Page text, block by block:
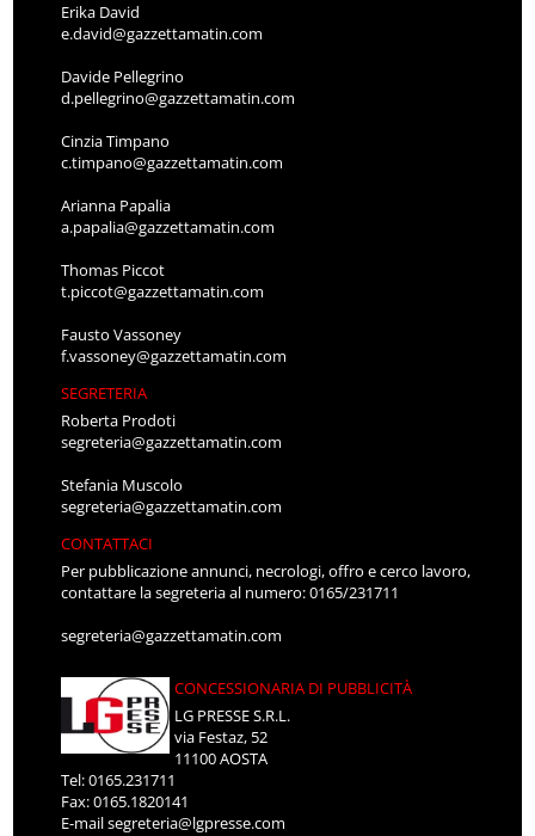
Erika David
e.david@gazzettamatin.com
Davide Pellegrino
d.pellegrino@gazzettamatin.com
Cinzia Timpano
c.timpano@gazzettamatin.com
Arianna Papalia
a.papalia@gazzettamatin.com
Thomas Piccot
t.piccot@gazzettamatin.com
Fausto Vassoney
f.vassoney@gazzettamatin.com
SEGRETERIA
Roberta Prodoti
segreteria@gazzettamatin.com
Stefania Muscolo
segreteria@gazzettamatin.com
CONTATTACI
Per pubblicazione annunci, necrologi, offro e cerco lavoro,
contattare la segreteria al numero: 0165/231711
segreteria@gazzettamatin.com
CONCESSIONARIA DI PUBBLICITÀ
LG PRESSE S.R.L.
via Festaz, 52
11100 AOSTA
Tel: 0165.231711
Fax: 0165.1820141
E-mailsegreteria@lgpresse.com